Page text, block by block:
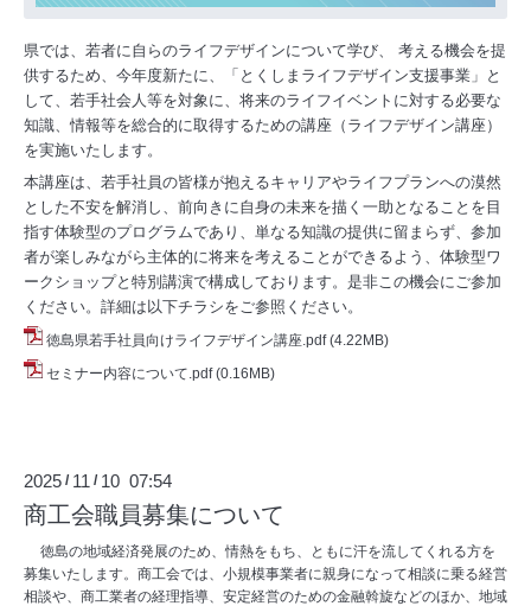
県では、若者に自らのライフデザインについて学び、 考える機会を提
供するため、 今年度新たに、「とくしまライフデザイン支援事業」と
して、若手社会人等を対象に、 将来のライフイベントに対する必要な
知識、情報等を総合的に取得するための講座 （ライフデザイン講座）
を実施いたします。
本講座は、若手社員の皆様が抱えるキャリアやライフプランへの漠然
とした不安を解消し、 前向きに自身の未来を描く一助となることを目
指す体験型のプログラムであり、 単なる知識の提供に留まらず、参加
者が楽しみながら主体的に将来を考えることができるよう、 体験型ワ
ークショップと特別講演で構成しております。是非この機会にご参加
ください。 詳細は以下チラシをご参照ください。
徳島県若手社員向けライフデザイン講座.pdf (4.22MB)
セミナー内容について.pdf (0.16MB)
2025 / 11 / 10 07:54
商工会職員募集について
徳島の地域経済発展のため、情熱をもち、ともに汗を流してくれる方を
募集いたします。商工会では、小規模事業者に親身になって相談に乗る経営
相談や、商工業者の経理指導、安定経営のための金融斡旋などのほか、地域